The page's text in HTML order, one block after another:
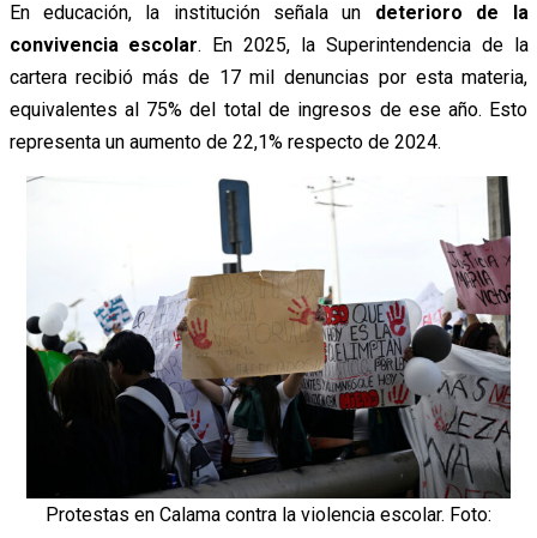
En educación, la institución señala un deterioro de la
convivencia escolar. En 2025, la Superintendencia de la
cartera recibió más de 17 mil denuncias por esta materia,
equivalentes al 75% del total de ingresos de ese año. Esto
representa un aumento de 22,1% respecto de 2024.
Protestas en Calama contra la violencia escolar. Foto: